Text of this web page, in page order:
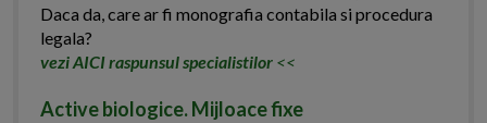
Daca da, care ar fi monografia contabila si procedura
legala?
vezi AICI raspunsul specialistilor <<
Active biologice. Mijloace fixe